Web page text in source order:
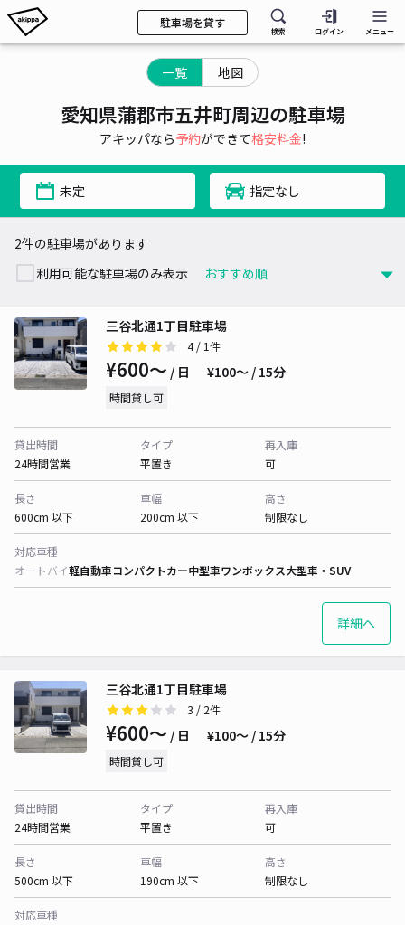
駐車場を貸す
検索 ログイン メニュー
一覧 地図
愛知県蒲郡市五井町周辺の駐車場
アキッパなら予約ができて格安料金!
未定 指定なし
2件の駐車場があります
利用可能な駐車場のみ表示
三谷北通1丁目駐車場
4/ 1件
¥600〜 / 日 ¥100〜 / 15分
時間貸し可
貸出時間
24時間営業
タイプ
平置き
再入庫
可
長さ
600cm 以下
車幅
200cm 以下
高さ
制限なし
対応車種
オートバイ軽自動車コンパクトカー中型車ワンボックス大型車・SUV
詳細へ
三谷北通1丁目駐車場
3 / 2件
¥600〜 / 日 ¥100〜 / 15分
時間貸し可
貸出時間
24時間営業
タイプ
平置き
再入庫
可
長さ
500cm 以下
車幅
190cm 以下
高さ
制限なし
対応車種